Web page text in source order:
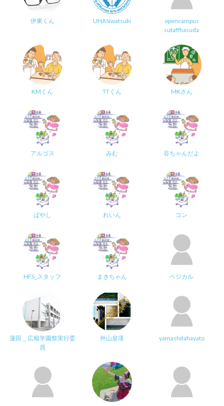
伊東くん UHASiwatsuki
opencampus
sutaffhasuda
KMくん TTくん MKさん
アルゴス みむ 谷ちゃんだよ
ばやし れいん コン
HFS_スタッフ まきちゃん ベジカル
蓮田＿広報学園祭実行委
員
外山皇瑛 yamashitahayato